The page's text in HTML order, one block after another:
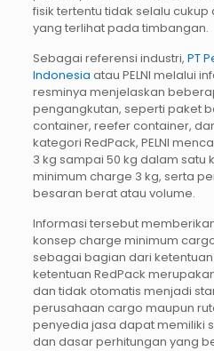
fisik tertentu tidak selalu
yang terlihat pada timbangan.
Sebagai referensi industri, PT
Indonesia atau PELNI melalui
resminya menjelaskan
pengangkutan, seperti paket
container, reefer container,
kategori RedPack, PELNI
3 kg sampai 50 kg dalam satu
minimum charge 3 kg, serta
besaran berat atau volume.
Informasi tersebut
konsep charge minimum
sebagai bagian dari
ketentuan RedPack
dan tidak otomatis menjadi
perusahaan cargo maupun
penyedia jasa dapat memiliki
dan dasar perhitungan yang